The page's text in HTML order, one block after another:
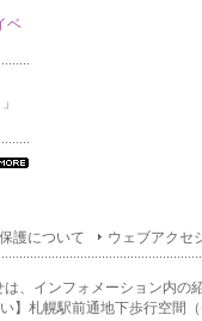
ベ
ョ
一
護について ウェブアクセ
、インフォメーション内
】札幌駅前通地下歩行空間